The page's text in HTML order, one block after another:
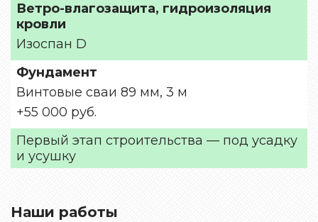
Ветро-влагозащита, гидроизоляция
кровли
Изоспан D
Фундамент
Винтовые сваи 89 мм, 3 м
+55 000 руб.
Первый этап строительства — под усадку
и усушку
Наши работы